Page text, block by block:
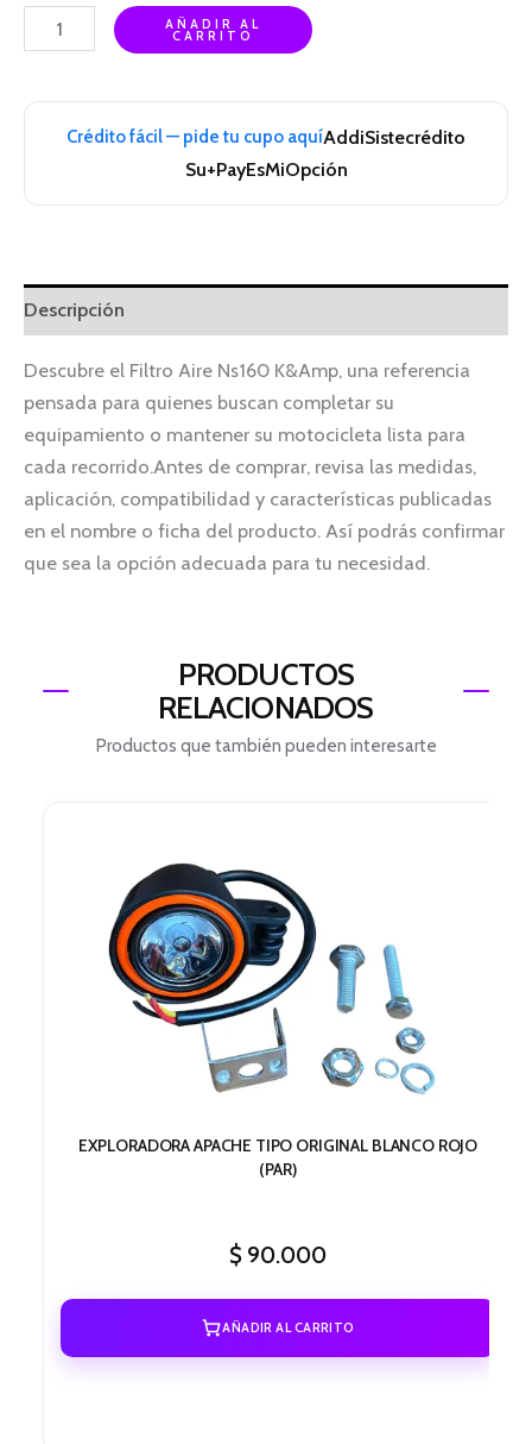
AÑADIR AL
CARRITO
Crédito fácil — pide tu cupo aquíAddiSistecrédito
Su+PayEsMiOpción
Descripción
Descubre el Filtro Aire Ns160 K&Amp, una referencia
pensada para quienes buscan completar su
equipamiento o mantener su motocicleta lista para
cada recorrido.Antes de comprar, revisa las medidas,
aplicación, compatibilidad y características publicadas
en el nombre o ficha del producto. Así podrás confirmar
que sea la opción adecuada para tu necesidad.
PRODUCTOS
RELACIONADOS
Productos que también pueden interesarte
EXPLORADORA APACHE TIPO ORIGINAL BLANCO ROJO
(PAR)
$ 90.000
AÑADIR AL CARRITO